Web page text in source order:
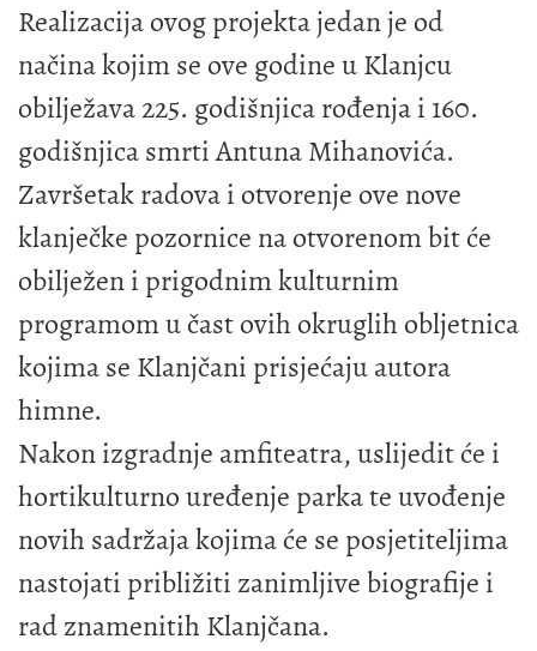
Realizacija ovog projekta jedan je od
načina kojim se ove godine u Klanjcu
obilježava 225. godišnjica rođenja i 160.
godišnjica smrti Antuna Mihanovića.
Završetak radova i otvorenje ove nove
klanječke pozornice na otvorenom bit će
obilježen i prigodnim kulturnim
programom u čast ovih okruglih obljetnica
kojima se Klanjčani prisjećaju autora
himne.
Nakon izgradnje amfiteatra, uslijedit će i
hortikulturno uređenje parka te uvođenje
novih sadržaja kojima će se posjetiteljima
nastojati približiti zanimljive biografije i
rad znamenitih Klanjčana.